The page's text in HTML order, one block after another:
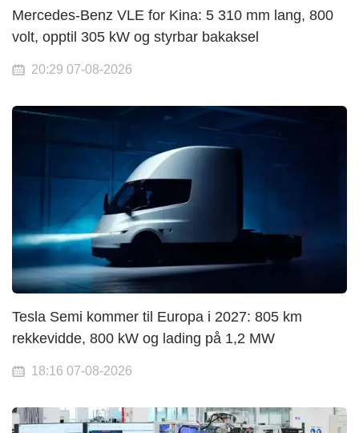
Mercedes-Benz VLE for Kina: 5 310 mm lang, 800
volt, opptil 305 kW og styrbar bakaksel
20:29 07-08-2026
Tesla Semi kommer til Europa i 2027: 805 km
rekkevidde, 800 kW og lading på 1,2 MW
18:16 07-08-2026